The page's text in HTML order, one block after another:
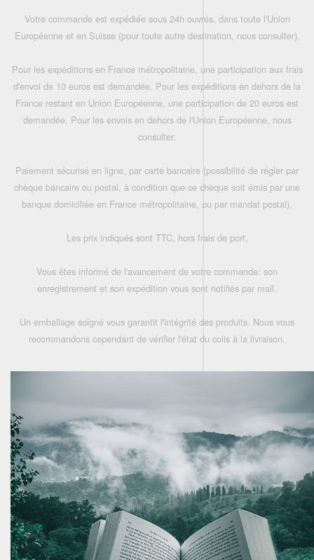
Votre commande est expédiée sous 24h ouvrés, dans toute l'Union
Européenne et en Suisse (pour toute autre destination, nous consulter),
Pour les expéditions en France métropolitaine, une participation aux frais
d'envoi de 10 euros est demandée. Pour les expéditions en dehors de la
France restant en Union Européenne, une participation de 20 euros est
demandée. Pour les envois en dehors de l'Union Européenne, nous
consulter.
Paiement sécurisé en ligne, par carte bancaire (possibilité de régler par
chèque bancaire ou postal, à condition que ce chèque soit émis par une
banque domiciliée en France métropolitaine, ou par mandat postal),
Les prix indiqués sont TTC, hors frais de port,
Vous êtes informé de l'avancement de votre commande: son
enregistrement et son expédition vous sont notifiés par mail.
Un emballage soigné vous garantit l'intégrité des produits. Nous vous
recommandons cependant de vérifier l'état du colis à la livraison.